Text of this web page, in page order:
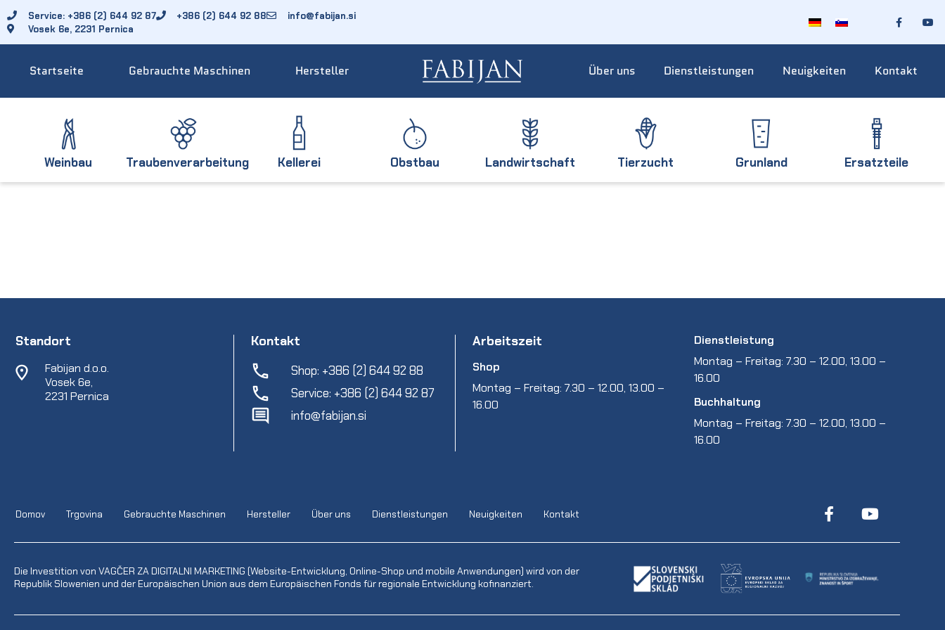
Service: +386 (2) 644 92 87 +386 (2) 644 92 88
info@fabijan.si
Vosek 6e, 2231 Pernica
Startseite Gebrauchte Maschinen Hersteller Über uns Dienstleistungen Neuigkeiten Kontakt
Weinbau Traubenverarbeitung Kellerei Obstbau Landwirtschaft Tierzucht Grunland Ersatzteile
Standort
Fabijan d.o.o.
Vosek 6e,
2231 Pernica
Kontakt
Shop: +386 (2) 644 92 88
Service: +386 (2) 644 92 87
info@fabijan.si
Arbeitszeit
Shop
Montag – Freitag: 7.30 – 12.00, 13.00 –
16.00
Dienstleistung
Montag – Freitag: 7.30 – 12.00, 13.00 –
16.00
Buchhaltung
Montag – Freitag: 7.30 – 12.00, 13.00 –
16.00
Domov Trgovina Gebrauchte Maschinen Hersteller Über uns Dienstleistungen Neuigkeiten Kontakt
Die Investition von VAGČER ZA DIGITALNI MARKETING (Website-Entwicklung, Online-Shop und mobile Anwendungen) wird von der
Republik Slowenien und der Europäischen Union aus dem Europäischen Fonds für regionale Entwicklung kofinanziert.